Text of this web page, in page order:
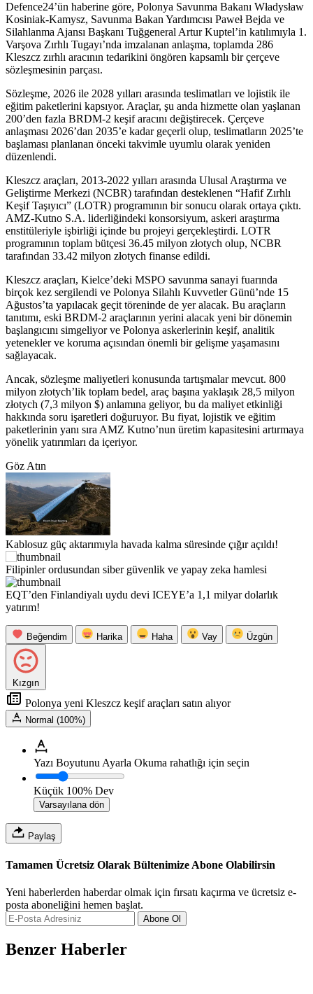
Defence24’ün haberine göre, Polonya Savunma Bakanı Władysław
Kosiniak-Kamysz, Savunma Bakan Yardımcısı Paweł Bejda ve
Silahlanma Ajansı Başkanı Tuğgeneral Artur Kuptel’in katılımıyla 1.
Varşova Zırhlı Tugayı’nda imzalanan anlaşma, toplamda 286
Kleszcz zırhlı aracının tedarikini öngören kapsamlı bir çerçeve
sözleşmesinin parçası.
Sözleşme, 2026 ile 2028 yılları arasında teslimatları ve lojistik ile
eğitim paketlerini kapsıyor. Araçlar, şu anda hizmette olan yaşlanan
200’den fazla BRDM-2 keşif aracını değiştirecek. Çerçeve
anlaşması 2026’dan 2035’e kadar geçerli olup, teslimatların 2025’te
başlaması planlanan önceki takvimle uyumlu olarak yeniden
düzenlendi.
Kleszcz araçları, 2013-2022 yılları arasında Ulusal Araştırma ve
Geliştirme Merkezi (NCBR) tarafından desteklenen “Hafif Zırhlı
Keşif Taşıyıcı” (LOTR) programının bir sonucu olarak ortaya çıktı.
AMZ-Kutno S.A. liderliğindeki konsorsiyum, askeri araştırma
enstitüleriyle işbirliği içinde bu projeyi gerçekleştirdi. LOTR
programının toplam bütçesi 36.45 milyon złotych olup, NCBR
tarafından 33.42 milyon złotych finanse edildi.
Kleszcz araçları, Kielce’deki MSPO savunma sanayi fuarında
birçok kez sergilendi ve Polonya Silahlı Kuvvetler Günü’nde 15
Ağustos’ta yapılacak geçit töreninde de yer alacak. Bu araçların
tanıtımı, eski BRDM-2 araçlarının yerini alacak yeni bir dönemin
başlangıcını simgeliyor ve Polonya askerlerinin keşif, analitik
yetenekler ve koruma açısından önemli bir gelişme yaşamasını
sağlayacak.
Ancak, sözleşme maliyetleri konusunda tartışmalar mevcut. 800
milyon złotych’lik toplam bedel, araç başına yaklaşık 28,5 milyon
złotych (7,3 milyon $) anlamına geliyor, bu da maliyet etkinliği
hakkında soru işaretleri doğuruyor. Bu fiyat, lojistik ve eğitim
paketlerinin yanı sıra AMZ Kutno’nun üretim kapasitesini artırmaya
yönelik yatırımları da içeriyor.
Göz Atın
Kablosuz güç aktarımıyla havada kalma süresinde çığır açıldı!
Filipinler ordusundan siber güvenlik ve yapay zeka hamlesi
EQT’den Finlandiyalı uydu devi ICEYE’a 1,1 milyar dolarlık
yatırım!
Beğendim Harika Haha Vay Üzgün
Kızgın
Polonya yeni Kleszcz keşif araçları satın alıyor
Normal (100%)
Yazı Boyutunu Ayarla Okuma rahatlığı için seçin
Küçük 100% Dev
Varsayılana dön
Paylaş
Tamamen Ücretsiz Olarak Bültenimize Abone Olabilirsin
Yeni haberlerden haberdar olmak için fırsatı kaçırma ve ücretsiz e-
posta aboneliğini hemen başlat.
Abone Ol
Benzer Haberler